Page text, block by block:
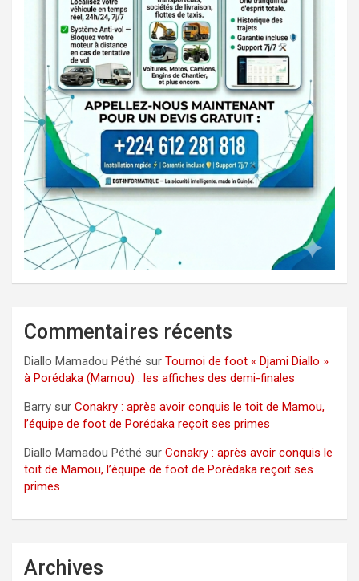
Commentaires récents
Diallo Mamadou Péthé sur Tournoi de foot « Djami Diallo »
à Porédaka (Mamou) : les affiches des demi-finales
Barry sur Conakry : après avoir conquis le toit de Mamou,
l’équipe de foot de Porédaka reçoit ses primes
Diallo Mamadou Péthé sur Conakry : après avoir conquis le
toit de Mamou, l’équipe de foot de Porédaka reçoit ses
primes
Archives